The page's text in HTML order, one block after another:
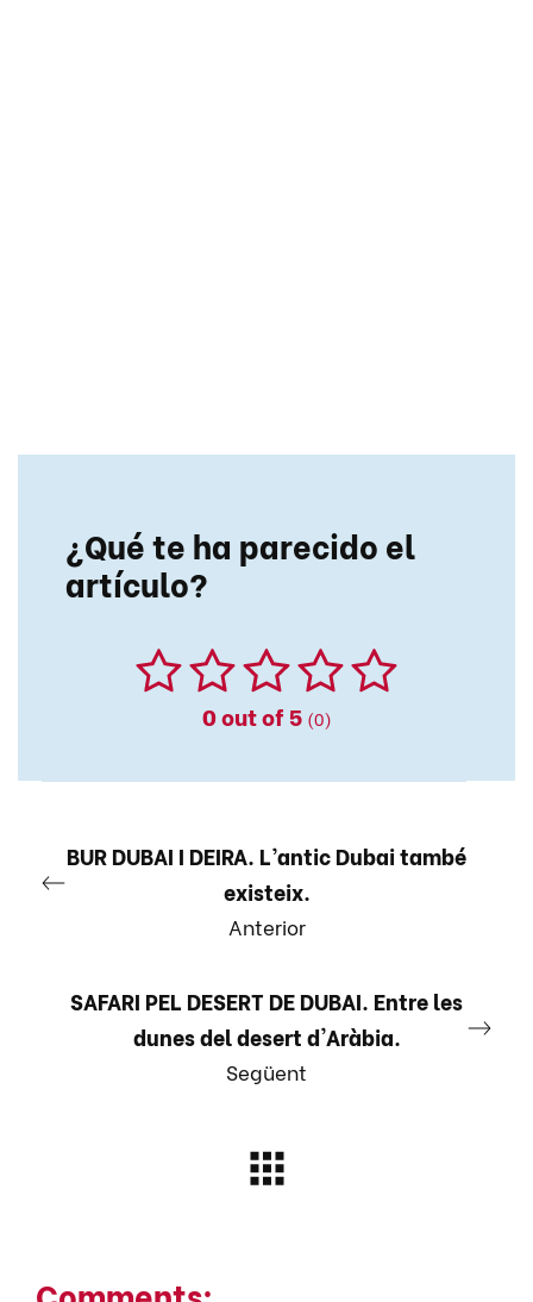
¿Qué te ha parecido el
artículo?
0out of 5 (0)
BUR DUBAI I DEIRA. L’antic Dubai també
existeix.
Anterior
SAFARI PEL DESERT DE DUBAI. Entre les
dunes del desert d'Aràbia.
Següent